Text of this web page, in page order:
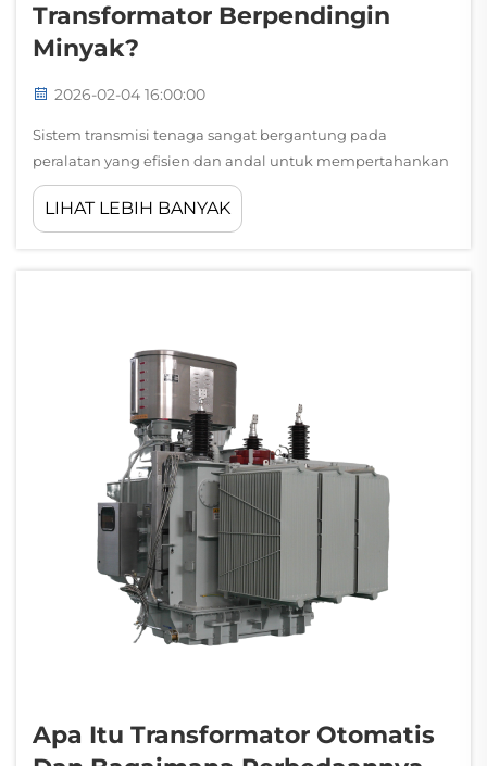
Transformator Berpendingin
Minyak?
2026-02-04 16:00:00
Sistem transmisi tenaga sangat bergantung pada
peralatan yang efisien dan andal untuk mempertahankan
pasokan listrik yang stabil di seluruh jaringan yang luas. Di
antara komponen paling kritis dalam sistem-sistem
LIHAT LEBIH BANYAK
Apa Itu Transformator Otomatis